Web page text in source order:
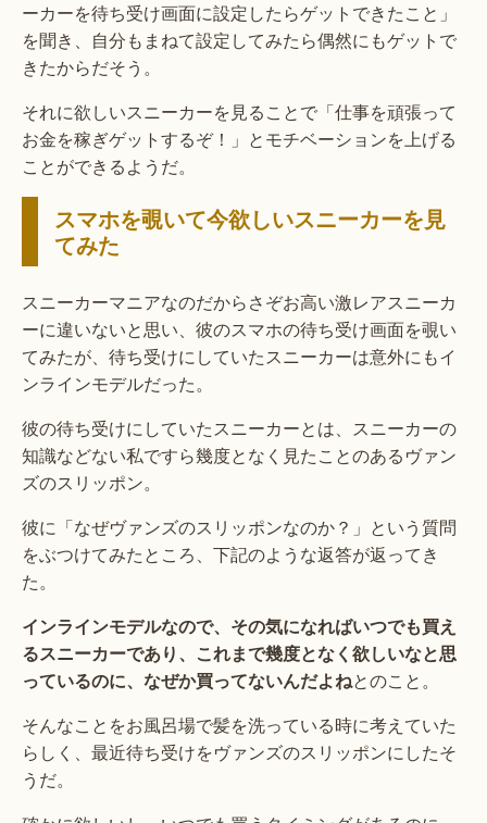
ーカーを待ち受け画面に設定したらゲットできたこと」
を聞き、自分もまねて設定してみたら偶然にもゲットで
きたからだそう。
それに欲しいスニーカーを見ることで「仕事を頑張って
お金を稼ぎゲットするぞ！」とモチベーションを上げる
ことができるようだ。
スマホを覗いて今欲しいスニーカーを見
てみた
スニーカーマニアなのだからさぞお高い激レアスニーカ
ーに違いないと思い、彼のスマホの待ち受け画面を覗い
てみたが、待ち受けにしていたスニーカーは意外にもイ
ンラインモデルだった。
彼の待ち受けにしていたスニーカーとは、スニーカーの
知識などない私ですら幾度となく見たことのあるヴァン
ズのスリッポン。
彼に「なぜヴァンズのスリッポンなのか？」という質問
をぶつけてみたところ、下記のような返答が返ってき
た。
インラインモデルなので、その気になればいつでも買え
るスニーカーであり、これまで幾度となく欲しいなと思
っているのに、なぜか買ってないんだよねとのこと。
そんなことをお風呂場で髪を洗っている時に考えていた
らしく、最近待ち受けをヴァンズのスリッポンにしたそ
うだ。